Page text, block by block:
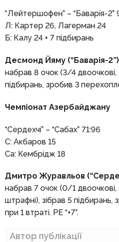
“Лейтершофен” – “Баварія-2”
Л: Картер 26, Лагерман 24
Б: Калу 24 + 7 підбирань
Десмонд Йяму (“Баварія-2”)
набрав 8 очок (3/4
підбирань, зробив 3
Чемпіонат Азербайджану
“Сердехчі” – “Сабах” 71:96
С: Акбаров 15
Са: Кембрідж 18
Дмитро Журавльов
набрав 7 очок (0/1
штрафні), зібрав 5
при 1 втраті. РЕ “+7”.
Автор публікації